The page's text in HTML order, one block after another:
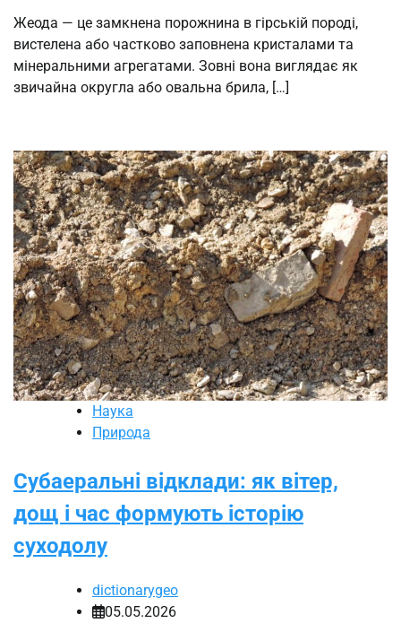
Жеода — це замкнена порожнина в гірській породі,
вистелена або частково заповнена кристалами та
мінеральними агрегатами. Зовні вона виглядає як
звичайна округла або овальна брила, […]
Наука
Природа
Субаеральні відклади: як вітер,
дощ і час формують історію
суходолу
dictionarygeo
05.05.2026